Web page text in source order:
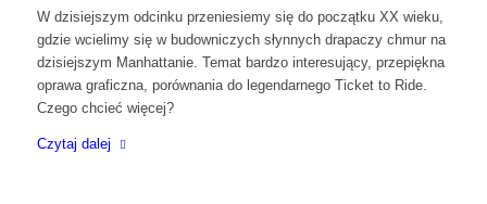
W dzisiejszym odcinku przeniesiemy się do początku XX wieku,
gdzie wcielimy się w budowniczych słynnych drapaczy chmur na
dzisiejszym Manhattanie. Temat bardzo interesujący, przepiękna
oprawa graficzna, porównania do legendarnego Ticket to Ride.
Czego chcieć więcej?
Czytaj dalej